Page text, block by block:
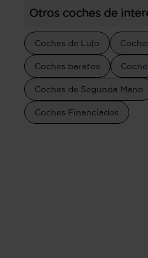
Otros coches de
Coches de Lujo
Coches baratos
Coches de Segunda Mano
Coches Financiados